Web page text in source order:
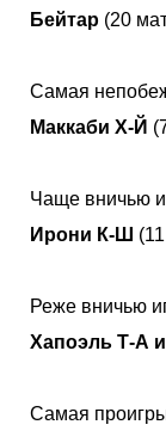
Бейтар (20
Самая
Маккаби Х-Й
Чаще вничью
Ирони К-Ш
Реже вничью
Хапоэль Т-А
Самая